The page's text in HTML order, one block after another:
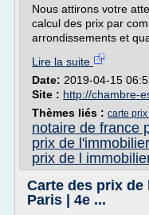
Nous attirons votre
calcul des prix par
arrondissements et
Lire la suite
Date: 2019-04-15
Site : http://chambre-
Thèmes liés : carte
notaire de france
prix de l'immobilier
prix de l
Carte des prix de
Paris | 4e ...